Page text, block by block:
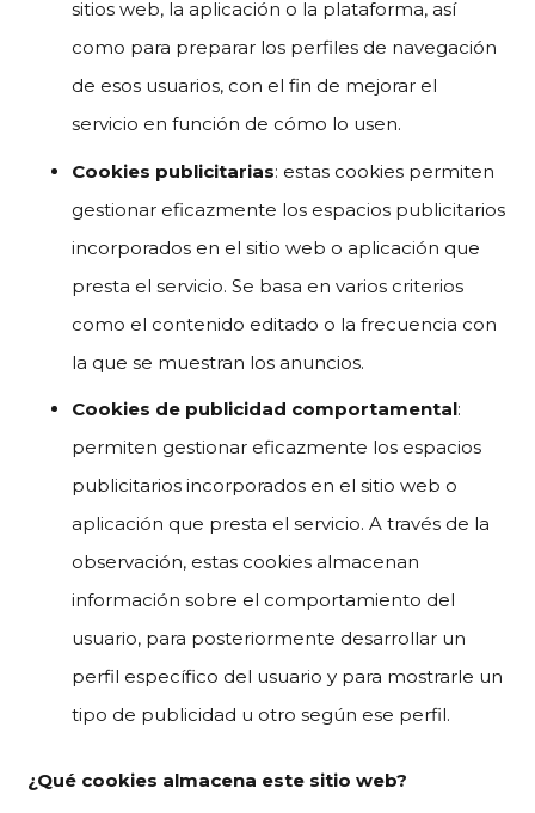
sitios web, la aplicación o la plataforma, así
como para preparar los perfiles de navegación
de esos usuarios, con el fin de mejorar el
servicio en función de cómo lo usen.
Cookies publicitarias: estas cookies permiten
gestionar eficazmente los espacios publicitarios
incorporados en el sitio web o aplicación que
presta el servicio. Se basa en varios criterios
como el contenido editado o la frecuencia con
la que se muestran los anuncios.
Cookies de publicidad comportamental:
permiten gestionar eficazmente los espacios
publicitarios incorporados en el sitio web o
aplicación que presta el servicio. A través de la
observación, estas cookies almacenan
información sobre el comportamiento del
usuario, para posteriormente desarrollar un
perfil específico del usuario y para mostrarle un
tipo de publicidad u otro según ese perfil.
¿Qué cookies almacena este sitio web?